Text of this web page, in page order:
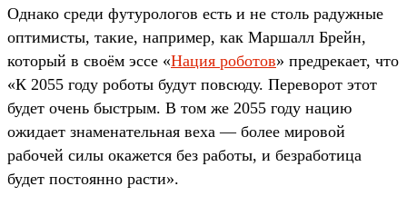
Однако среди футурологов есть и не столь радужные
оптимисты, такие, например, как Маршалл Брейн,
который в своём эссе «Нация роботов» предрекает, что
«К 2055 году роботы будут повсюду. Переворот этот
будет очень быстрым. В том же 2055 году нацию
ожидает знаменательная веха — более мировой
рабочей силы окажется без работы, и безработица
будет постоянно расти».